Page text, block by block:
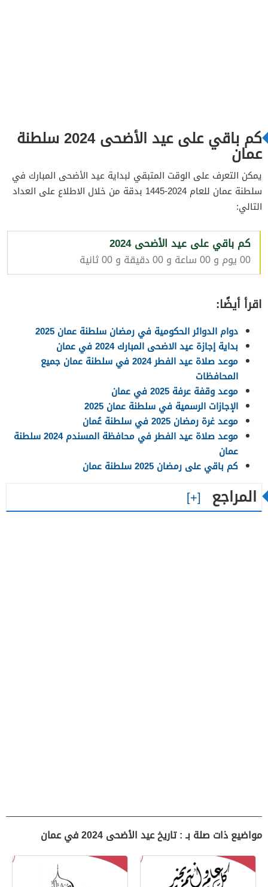
كم باقي على عيد الأضحى 2024 سلطنة
عمان
يمكن التعرف على الوقت المتبقي لبداية عيد الأضحى المبارك في
سلطنة عمان للعام 2024-1445 بدقة من خلال الاطلاع على العداد
التالي:
كم باقي على عيد الأضحى 2024
00 يوم و 00 ساعة و 00 دقيقة و 00 ثانية
اقرأ أيضًا:
دوام الدوائر الحكومية في رمضان سلطنة عمان 2025
بداية إجازة عيد الاضحى المبارك 2024 في عمان
موعد صلاة عيد الفطر 2024 في سلطنة عمان جميع
المحافظات
موعد وقفة عرفة 2025 في عمان
الإجازات الرسمية في سلطنة عمان 2025
موعد غرة رمضان 2025 في سلطنة عُمان
موعد صلاة عيد الفطر في محافظة المسندم 2024 سلطنة
عمان
كم باقي على رمضان 2025 سلطنة عمان
المراجع
مواضيع ذات صلة بـ : تاريخ عيد الأضحى 2024 في عمان